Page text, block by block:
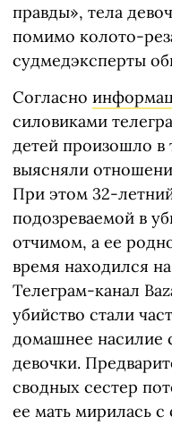
правды», тела
помимо колото-
судмедэксперты
Согласно
силовиками
детей произошло в
выясняли
При этом 32-
подозреваемой в
отчимом, а ее
время находился
Телеграм-канал
убийство стали
домашнее насилие
девочки.
сводных сестер
ее мать мирилась